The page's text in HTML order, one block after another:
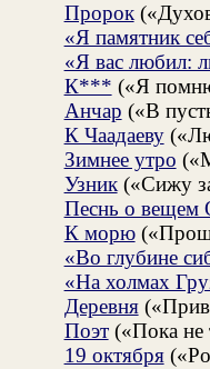
Пророк
«Я памятник
«Я вас любил:
К*** («Я
Анчар («В
К Чаадаеву
Зимнее утро
Узник(«Сижу
Песнь о вещем
К морю
«Во глубине
«На холмах
Деревня
Поэт(«Пока не
19 октября